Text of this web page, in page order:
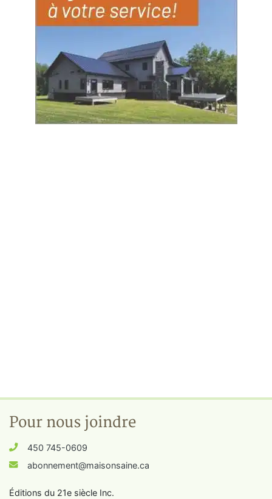
Pour nous joindre
450 745-0609
abonnement@maisonsaine.ca
Éditions du 21e siècle Inc.